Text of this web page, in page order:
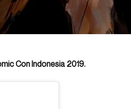
Con Indonesia 2019.